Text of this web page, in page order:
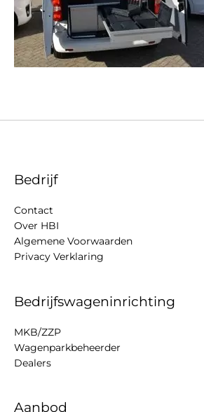
Bedrijf
Contact
Over HBI
Algemene Voorwaarden
Privacy Verklaring
Bedrijfswageninrichting
MKB/ZZP
Wagenparkbeheerder
Dealers
Aanbod